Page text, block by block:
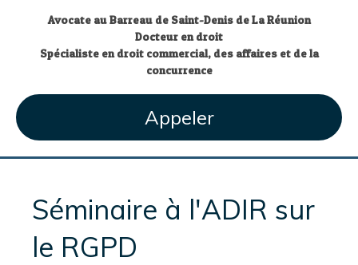
Avocate au Barreau de Saint-Denis de La Réunion
Docteur en droit
Spécialiste en droit commercial, des affaires et de la
concurrence
Appeler
Séminaire à l'ADIR sur
le RGPD